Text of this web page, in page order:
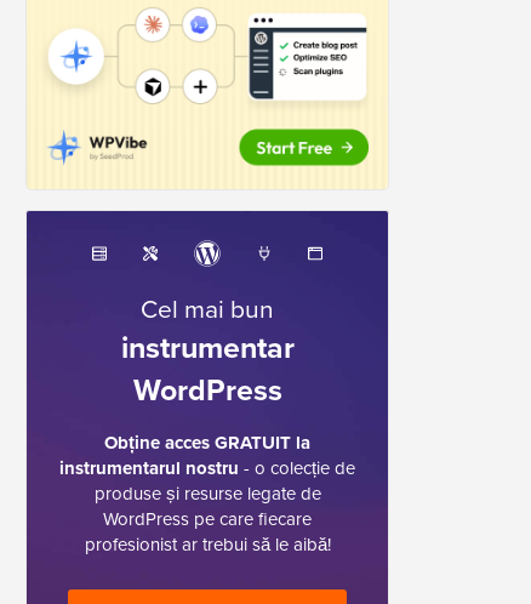
Cel mai bun
instrumentar
WordPress
Obține acces GRATUIT la
instrumentarul nostru - o colecție de
produse și resurse legate de
WordPress pe care fiecare
profesionist ar trebui să le aibă!